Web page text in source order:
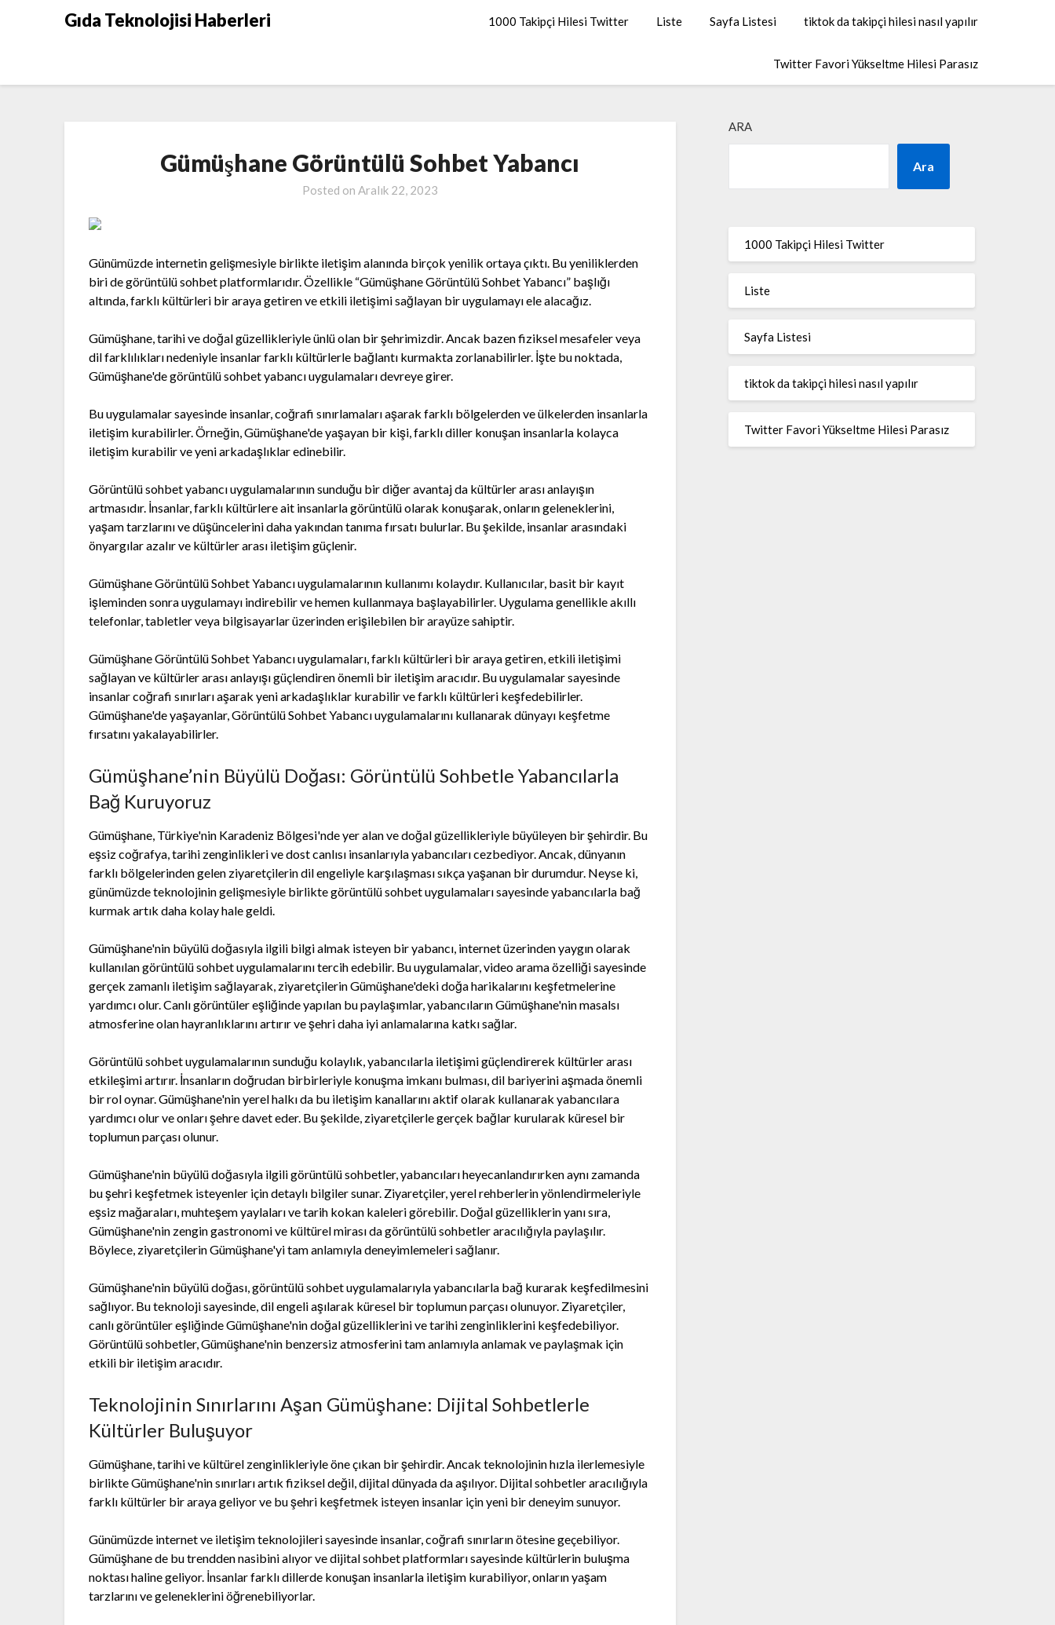
Gıda Teknolojisi Haberleri 1000 Takipçi Hilesi Twitter Liste Sayfa Listesi tiktok da takipçi hilesi nasıl yapılır
Twitter Favori Yükseltme Hilesi Parasız
Gümüşhane Görüntülü Sohbet Yabancı
Posted on Aralık 22, 2023
Günümüzde internetin gelişmesiyle birlikte iletişim alanında birçok yenilik ortaya çıktı. Bu yeniliklerden
biri de görüntülü sohbet platformlarıdır. Özellikle “Gümüşhane Görüntülü Sohbet Yabancı” başlığı
altında, farklı kültürleri bir araya getiren ve etkili iletişimi sağlayan bir uygulamayı ele alacağız.
Gümüşhane, tarihi ve doğal güzellikleriyle ünlü olan bir şehrimizdir. Ancak bazen fiziksel mesafeler veya
dil farklılıkları nedeniyle insanlar farklı kültürlerle bağlantı kurmakta zorlanabilirler. İşte bu noktada,
Gümüşhane'de görüntülü sohbet yabancı uygulamaları devreye girer.
Bu uygulamalar sayesinde insanlar, coğrafi sınırlamaları aşarak farklı bölgelerden ve ülkelerden insanlarla
iletişim kurabilirler. Örneğin, Gümüşhane'de yaşayan bir kişi, farklı diller konuşan insanlarla kolayca
iletişim kurabilir ve yeni arkadaşlıklar edinebilir.
Görüntülü sohbet yabancı uygulamalarının sunduğu bir diğer avantaj da kültürler arası anlayışın
artmasıdır. İnsanlar, farklı kültürlere ait insanlarla görüntülü olarak konuşarak, onların geleneklerini,
yaşam tarzlarını ve düşüncelerini daha yakından tanıma fırsatı bulurlar. Bu şekilde, insanlar arasındaki
önyargılar azalır ve kültürler arası iletişim güçlenir.
Gümüşhane Görüntülü Sohbet Yabancı uygulamalarının kullanımı kolaydır. Kullanıcılar, basit bir kayıt
işleminden sonra uygulamayı indirebilir ve hemen kullanmaya başlayabilirler. Uygulama genellikle akıllı
telefonlar, tabletler veya bilgisayarlar üzerinden erişilebilen bir arayüze sahiptir.
Gümüşhane Görüntülü Sohbet Yabancı uygulamaları, farklı kültürleri bir araya getiren, etkili iletişimi
sağlayan ve kültürler arası anlayışı güçlendiren önemli bir iletişim aracıdır. Bu uygulamalar sayesinde
insanlar coğrafi sınırları aşarak yeni arkadaşlıklar kurabilir ve farklı kültürleri keşfedebilirler.
Gümüşhane'de yaşayanlar, Görüntülü Sohbet Yabancı uygulamalarını kullanarak dünyayı keşfetme
fırsatını yakalayabilirler.
Gümüşhane’nin Büyülü Doğası: Görüntülü Sohbetle Yabancılarla
Bağ Kuruyoruz
Gümüşhane, Türkiye'nin Karadeniz Bölgesi'nde yer alan ve doğal güzellikleriyle büyüleyen bir şehirdir. Bu
eşsiz coğrafya, tarihi zenginlikleri ve dost canlısı insanlarıyla yabancıları cezbediyor. Ancak, dünyanın
farklı bölgelerinden gelen ziyaretçilerin dil engeliyle karşılaşması sıkça yaşanan bir durumdur. Neyse ki,
günümüzde teknolojinin gelişmesiyle birlikte görüntülü sohbet uygulamaları sayesinde yabancılarla bağ
kurmak artık daha kolay hale geldi.
Gümüşhane'nin büyülü doğasıyla ilgili bilgi almak isteyen bir yabancı, internet üzerinden yaygın olarak
kullanılan görüntülü sohbet uygulamalarını tercih edebilir. Bu uygulamalar, video arama özelliği sayesinde
gerçek zamanlı iletişim sağlayarak, ziyaretçilerin Gümüşhane'deki doğa harikalarını keşfetmelerine
yardımcı olur. Canlı görüntüler eşliğinde yapılan bu paylaşımlar, yabancıların Gümüşhane'nin masalsı
atmosferine olan hayranlıklarını artırır ve şehri daha iyi anlamalarına katkı sağlar.
Görüntülü sohbet uygulamalarının sunduğu kolaylık, yabancılarla iletişimi güçlendirerek kültürler arası
etkileşimi artırır. İnsanların doğrudan birbirleriyle konuşma imkanı bulması, dil bariyerini aşmada önemli
bir rol oynar. Gümüşhane'nin yerel halkı da bu iletişim kanallarını aktif olarak kullanarak yabancılara
yardımcı olur ve onları şehre davet eder. Bu şekilde, ziyaretçilerle gerçek bağlar kurularak küresel bir
toplumun parçası olunur.
Gümüşhane'nin büyülü doğasıyla ilgili görüntülü sohbetler, yabancıları heyecanlandırırken aynı zamanda
bu şehri keşfetmek isteyenler için detaylı bilgiler sunar. Ziyaretçiler, yerel rehberlerin yönlendirmeleriyle
eşsiz mağaraları, muhteşem yaylaları ve tarih kokan kaleleri görebilir. Doğal güzelliklerin yanı sıra,
Gümüşhane'nin zengin gastronomi ve kültürel mirası da görüntülü sohbetler aracılığıyla paylaşılır.
Böylece, ziyaretçilerin Gümüşhane'yi tam anlamıyla deneyimlemeleri sağlanır.
Gümüşhane'nin büyülü doğası, görüntülü sohbet uygulamalarıyla yabancılarla bağ kurarak keşfedilmesini
sağlıyor. Bu teknoloji sayesinde, dil engeli aşılarak küresel bir toplumun parçası olunuyor. Ziyaretçiler,
canlı görüntüler eşliğinde Gümüşhane'nin doğal güzelliklerini ve tarihi zenginliklerini keşfedebiliyor.
Görüntülü sohbetler, Gümüşhane'nin benzersiz atmosferini tam anlamıyla anlamak ve paylaşmak için
etkili bir iletişim aracıdır.
Teknolojinin Sınırlarını Aşan Gümüşhane: Dijital Sohbetlerle
Kültürler Buluşuyor
Gümüşhane, tarihi ve kültürel zenginlikleriyle öne çıkan bir şehirdir. Ancak teknolojinin hızla ilerlemesiyle
birlikte Gümüşhane'nin sınırları artık fiziksel değil, dijital dünyada da aşılıyor. Dijital sohbetler aracılığıyla
farklı kültürler bir araya geliyor ve bu şehri keşfetmek isteyen insanlar için yeni bir deneyim sunuyor.
Günümüzde internet ve iletişim teknolojileri sayesinde insanlar, coğrafi sınırların ötesine geçebiliyor.
Gümüşhane de bu trendden nasibini alıyor ve dijital sohbet platformları sayesinde kültürlerin buluşma
noktası haline geliyor. İnsanlar farklı dillerde konuşan insanlarla iletişim kurabiliyor, onların yaşam
tarzlarını ve geleneklerini öğrenebiliyorlar.
ARA
Ara
1000 Takipçi Hilesi Twitter
Liste
Sayfa Listesi
tiktok da takipçi hilesi nasıl yapılır
Twitter Favori Yükseltme Hilesi Parasız